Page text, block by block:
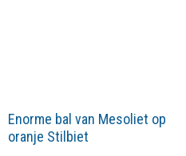
Enorme bal van Mesoliet op
oranje Stilbiet